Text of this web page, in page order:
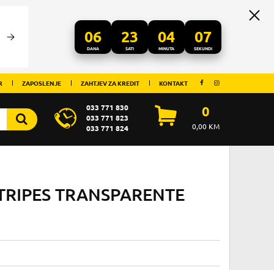
06
DANA
23
SATI
04
MINUTA
07
SEKUNDI
ZAPOSLENJE ZAHTJEV ZA KREDIT KONTAKT
033 771 830
033 771 823
033 771 824
0
0,00KM
TRANSPARENTE